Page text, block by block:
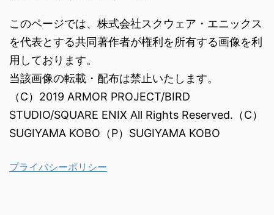
このページでは、株式会社スクウェア・エニックス
を代表とする共同著作者が権利を所有する画像を利
用しております。
当該画像の転載・配布は禁止いたします。
（C）2019 ARMOR PROJECT/BIRD
STUDIO/SQUARE ENIX All Rights Reserved.（C）
SUGIYAMA KOBO（P）SUGIYAMA KOBO
プライバシーポリシー